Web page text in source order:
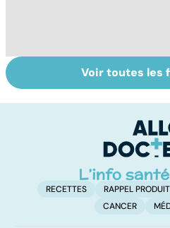
Automutilation :
des ados en
Voir toutes les
RECETTES RAPPEL PRODUIT
CANCER